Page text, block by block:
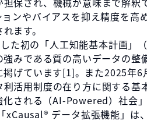
ンやバイアスを抑え精度を高
ます。
た初の「人工知能基本計画」
みである質の高いデータの整
げています[1]。また2025年6
活用制度の在り方に関する基
される（AI-Powered）社会
データ拡張機能」は